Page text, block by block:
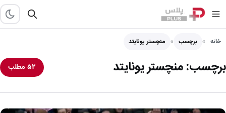
خانه برچسب منچستر یونایتد
برچسب:منچستر یونایتد ۵۲ مطلب